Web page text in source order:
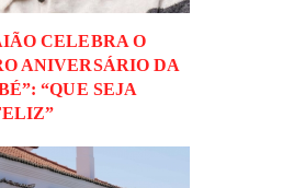
CELEBRA O
ANIVERSÁRIO DA
“QUE SEJA